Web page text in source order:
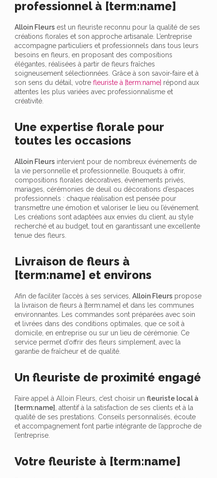
professionnel à [term:name]
Alloin Fleurs est un fleuriste reconnu pour la qualité de ses
créations florales et son approche artisanale. L’entreprise
accompagne particuliers et professionnels dans tous leurs
besoins en fleurs, en proposant des compositions
élégantes, réalisées à partir de fleurs fraîches
soigneusement sélectionnées. Grâce à son savoir-faire et à
son sens du détail, votre fleuriste à [term:name] répond aux
attentes les plus variées avec professionnalisme et
créativité.
Une expertise florale pour
toutes les occasions
Alloin Fleurs intervient pour de nombreux événements de
la vie personnelle et professionnelle. Bouquets à offrir,
compositions florales décoratives, événements privés,
mariages, cérémonies de deuil ou décorations d’espaces
professionnels : chaque réalisation est pensée pour
transmettre une émotion et valoriser le lieu ou l’événement.
Les créations sont adaptées aux envies du client, au style
recherché et au budget, tout en garantissant une excellente
tenue des fleurs.
Livraison de fleurs à
[term:name] et environs
Afin de faciliter l’accès à ses services, Alloin Fleurs propose
la livraison de fleurs à [term:name] et dans les communes
environnantes. Les commandes sont préparées avec soin
et livrées dans des conditions optimales, que ce soit à
domicile, en entreprise ou sur un lieu de cérémonie. Ce
service permet d’offrir des fleurs simplement, avec la
garantie de fraîcheur et de qualité.
Un fleuriste de proximité engagé
Faire appel à Alloin Fleurs, c’est choisir un fleuriste local à
[term:name]
, attentif à la satisfaction de ses clients et à la
qualité de ses prestations. Conseils personnalisés, écoute
et accompagnement font partie intégrante de l’approche de
l’entreprise.
Votre fleuriste à [term:name]